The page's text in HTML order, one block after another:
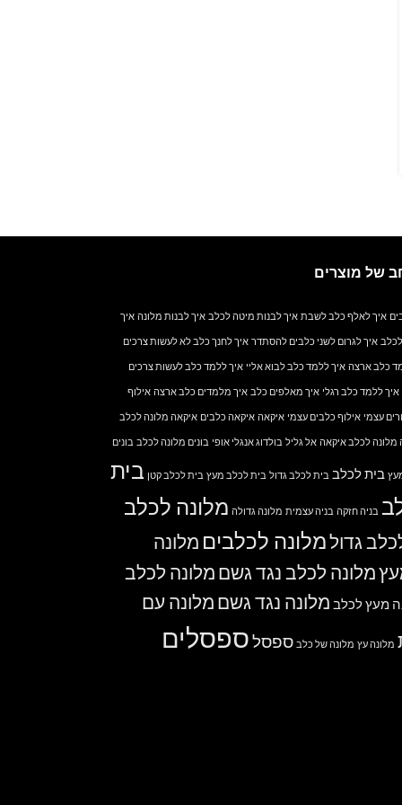
של מוצרים
איך לאלף כלב לשבת איך לבנות מיטה לכלב איך לבנות מלונה איך
איך לגרום לשני כלבים להסתדר איך לחנך כלב לא לעשות צרכים
כלב ארצה איך ללמד כלב לבוא אליי איך ללמד כלב לעשות צרכים
איך ללמד כלב רגלי איך מאלפים כלב איך מלמדים כלב ארצה אילוף
עצמי אילוף כלבים עצמי איקאה איקאה כלבים איקאה מלונה לכלב
מלונה לכלב איקאה אל גליל בולדוג אנגלי אופי בונים מלונה לכלב בונים
בית לכלב בית לכלב גדול בית לכלב מעץ בית לכלב קטן בית
בניה חזקה בניה עצמית מלונה גדולה מלונה לכלב
גדולמלונה לכלבים מלונה
מלונה לכלב נגד גשם מלונה לכלב
מעץ לכלב מלונה נגד גשם מלונה עם
מלונה עץ מלונה של כלב ספסלספסלים